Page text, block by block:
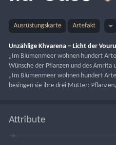
Ausrüstungskarte Artefakt
Unzählige Khvarena – Licht der
„Im Blumenmeer wohnen hundert
Wünsche der Pflanzen und des Amrita
„Im Blumenmeer wohnen hundert
besingen sie ihre drei Mütter:
Attribute